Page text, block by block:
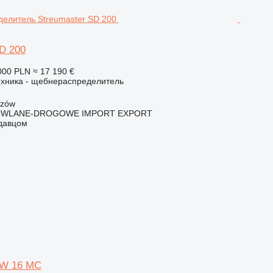
200
PLN ≈ 17 190 €
- щебнераспределитель
DROGOWE IMPORT EXPORT
16 MC